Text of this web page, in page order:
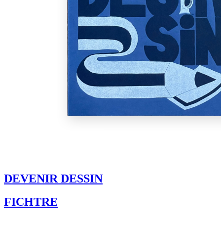
DEVENIR DESSIN
FICHTRE